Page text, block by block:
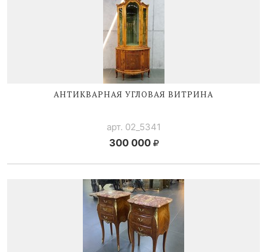
АНТИКВАРНАЯ УГЛОВАЯ ВИТРИНА
арт. 02_5341
300 000